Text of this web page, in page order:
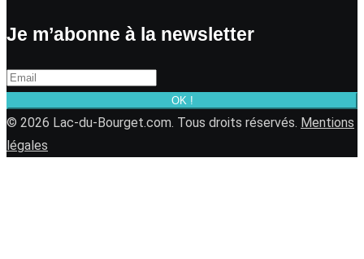
Je m’abonne à la newsletter
OK !
© 2026 Lac-du-Bourget.com. Tous droits réservés. Mentions
légales